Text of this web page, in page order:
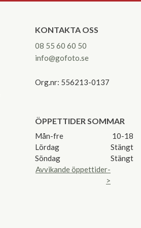
KONTAKTA OSS
08 55 60 60 50
info@gofoto.se
Org.nr: 556213-0137
ÖPPETTIDER SOMMAR
Mån-fre
10-18
Lördag
Stängt
Söndag
Stängt
Avvikande öppettider-
>